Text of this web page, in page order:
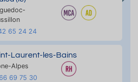
65 24 24
Laurent-les-Bains
Alpes
69 75 30